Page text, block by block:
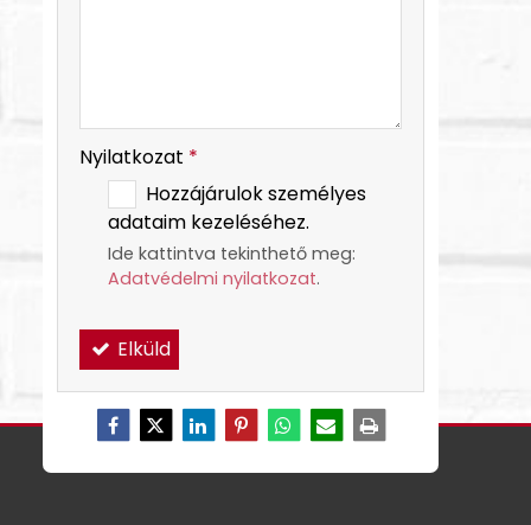
Nyilatkozat *
Hozzájárulok személyes
adataim kezeléséhez.
Ide kattintva tekinthető meg:
Adatvédelmi nyilatkozat.
Elküld